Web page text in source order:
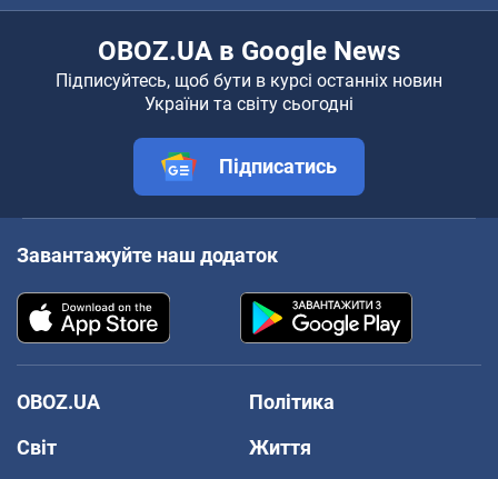
OBOZ.UA в Google News
Підписуйтесь, щоб бути в курсі останніх новин
України та світу сьогодні
Підписатись
Завантажуйте наш додаток
OBOZ.UA
Політика
Світ
Життя